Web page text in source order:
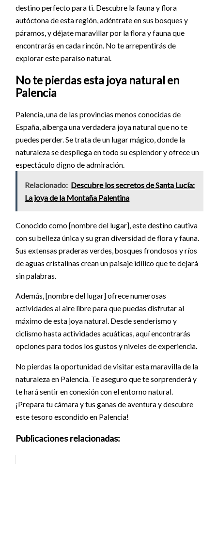
destino perfecto para ti. Descubre la fauna y flora
autóctona de esta región, adéntrate en sus bosques y
páramos, y déjate maravillar por la flora y fauna que
encontrarás en cada rincón. No te arrepentirás de
explorar este paraíso natural.
No te pierdas esta joya natural en
Palencia
Palencia, una de las provincias menos conocidas de
España, alberga una verdadera joya natural que no te
puedes perder. Se trata de un lugar mágico, donde la
naturaleza se despliega en todo su esplendor y ofrece un
espectáculo digno de admiración.
Relacionado: Descubre los secretos de Santa Lucía:
La joya de la Montaña Palentina
Conocido como [nombre del lugar], este destino cautiva
con su belleza única y su gran diversidad de flora y fauna.
Sus extensas praderas verdes, bosques frondosos y ríos
de aguas cristalinas crean un paisaje idílico que te dejará
sin palabras.
Además, [nombre del lugar] ofrece numerosas
actividades al aire libre para que puedas disfrutar al
máximo de esta joya natural. Desde senderismo y
ciclismo hasta actividades acuáticas, aquí encontrarás
opciones para todos los gustos y niveles de experiencia.
No pierdas la oportunidad de visitar esta maravilla de la
naturaleza en Palencia. Te aseguro que te sorprenderá y
te hará sentir en conexión con el entorno natural.
¡Prepara tu cámara y tus ganas de aventura y descubre
este tesoro escondido en Palencia!
Publicaciones relacionadas: